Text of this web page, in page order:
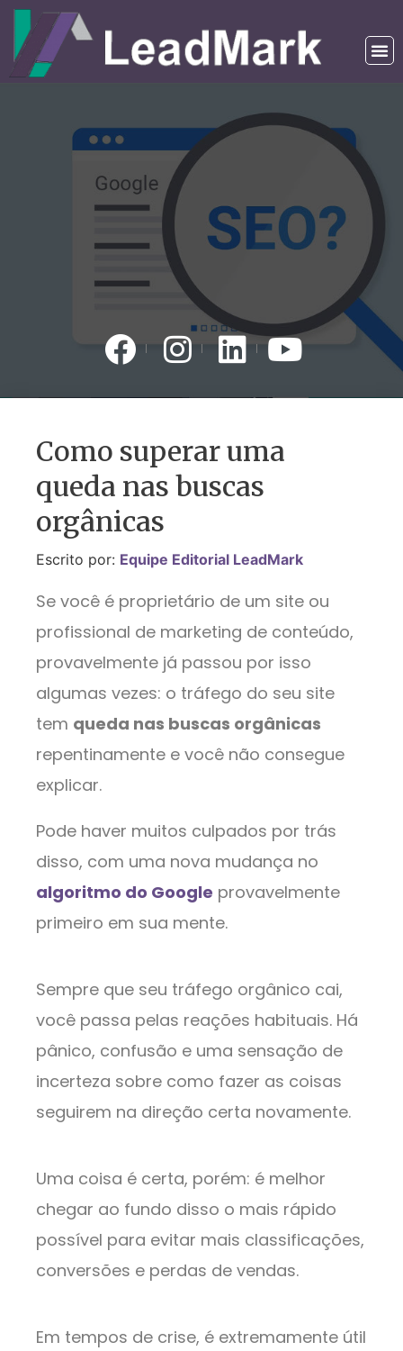
Como superar uma
queda nas buscas
orgânicas
Escrito por: Equipe Editorial LeadMark
Se você é proprietário de um site ou
profissional de marketing de conteúdo,
provavelmente já passou por isso
algumas vezes: o tráfego do seu site
tem queda nas buscas orgânicas
repentinamente e você não consegue
explicar.
Pode haver muitos culpados por trás
disso, com uma nova mudança no
algoritmo do Google provavelmente
primeiro em sua mente.
Sempre que seu tráfego orgânico cai,
você passa pelas reações habituais. Há
pânico, confusão e uma sensação de
incerteza sobre como fazer as coisas
seguirem na direção certa novamente.
Uma coisa é certa, porém: é melhor
chegar ao fundo disso o mais rápido
possível para evitar mais classificações,
conversões e perdas de vendas.
Em tempos de crise, é extremamente útil